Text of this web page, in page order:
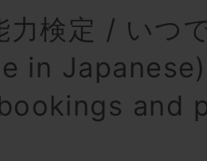
力検定 / いつ
in Japanese)
and